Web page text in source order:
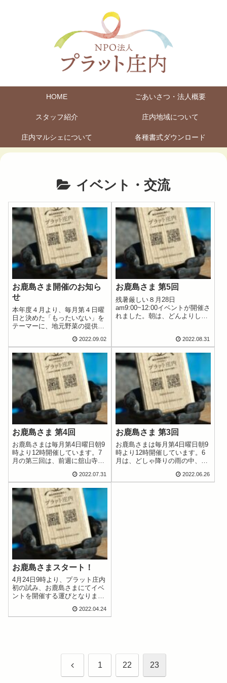
HOME ごあいさつ・法人概要
スタッフ紹介 庄内地域について
庄内マルシェについて 各種書式ダウンロード
イベント・交流
お鹿島さま開催のお知ら
せ
本年度４月より、毎月第４日曜
日と決めた「もったいない」を
テーマーに、地元野菜の提供な
す。9月25日（日）では曽許乃
御立神社（通称 鹿島さま）大
祭での本祭り前9：00～12：00
に馴染みの出店をはじめ、庄内
学園の生徒...
2022.09.02
お鹿島さま 第5回
残暑厳しい８月28日
am9:00~12:00イベントが開催さ
れました。朝は、どんよりして
い日の中、出店の方々による明
るい声の中、多くの皆様に認知
されてきました。来月は、庄内
学園の吹奏楽...
2022.08.31
お鹿島さま 第4回
お鹿島さまは毎月第4日曜日朝9
時より12時開催しています。7
月の第三回は、前週に舘山寺町
曜日の7月31日に開催となりま
した。夏らしい日差しの中、と
くし丸、マックスバリュ東海の
移動スーパーでは、アイスやお
菓子も販売...
2022.07.31
お鹿島さま 第3回
お鹿島さまは毎月第4日曜日朝9
時より12時開催しています。6
月は、どしゃ降りの雨の中、庄
参加いただきました。庄内学園
2022.06.26
お鹿島さまスタート！
4月24日9時より、プラット庄内
初の試み、お鹿島さまにてイベ
ントを開催する運びとなりまし
終え、和太鼓の音ともに始まり
2022.04.24
前 1 22 23